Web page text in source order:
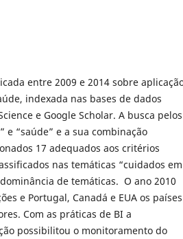
entre 2009 e 2014 sobre
indexada nas bases de dados
e Google Scholar. A busca pelos
“saúde” e a sua combinação
17 adequados aos critérios
nas temáticas “cuidados em
de temáticas. O ano 2010
e Portugal, Canadá e EUA os países
Com as práticas de BI a
possibilitou o monitoramento do